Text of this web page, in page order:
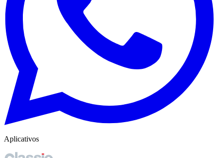
Aplicativos